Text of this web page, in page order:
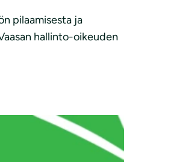
pilaamisesta ja
hallinto-oikeuden